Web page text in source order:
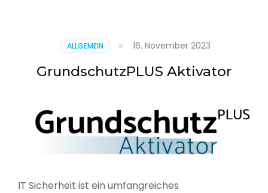
Schlacht
im
Netz
ALLGEMEIN 16. November 2023
GrundschutzPLUS Aktivator
IT Sicherheit ist ein umfangreiches